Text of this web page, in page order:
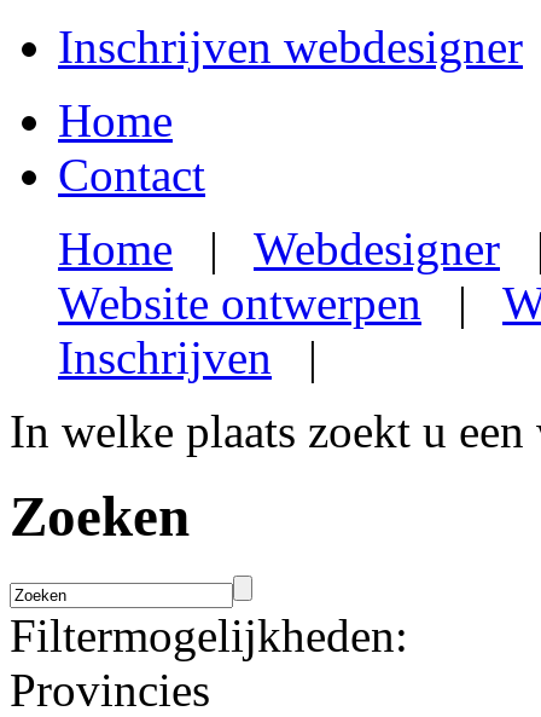
Inschrijven webdesigner
Home
Contact
Home | Webdesigner
Website ontwerpen |
Inschrijven |
In welke plaats zoekt u een
Zoeken
Filtermogelijkheden:
Provincies